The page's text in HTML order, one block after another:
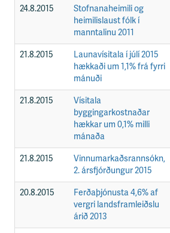
24.8.2015
Stofnanaheimili og
heimilislaust fólk í
manntalinu 2011
21.8.2015
Launavísitala í júlí 2015
hækkaði um 1,1% frá fyrri
mánuði
21.8.2015
Vísitala
byggingarkostnaðar
hækkar um 0,1% milli
mánaða
21.8.2015
Vinnumarkaðsrannsókn,
2. ársfjórðungur 2015
20.8.2015
Ferðaþjónusta 4,6% af
vergri landsframleiðslu
árið 2013